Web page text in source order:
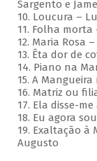
Sargento e
10. Loucura –
11. Folha morta
12. Maria Rosa
13. Êta dor de
14. Piano na
15. A
16. Matriz ou
17. Ela disse-
18. Eu agora
19. Exaltação à
Augusto